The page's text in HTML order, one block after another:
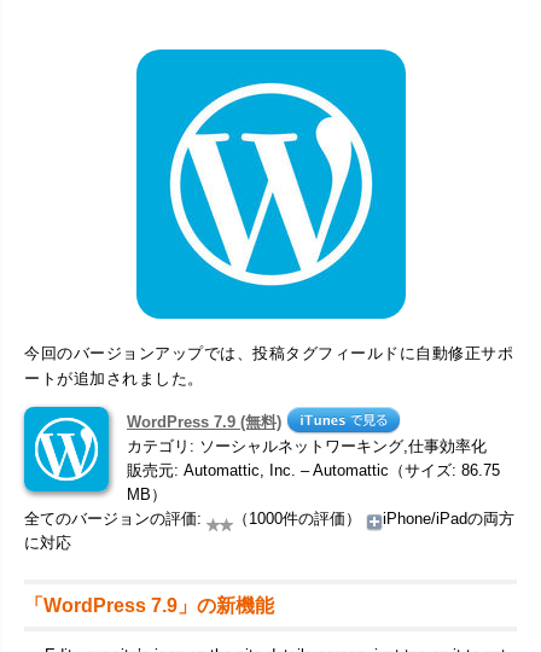
今回のバージョンアップでは、投稿タグフィールドに自動修正サポ
ートが追加されました。
WordPress 7.9 (無料)
カテゴリ: ソーシャルネットワーキング,仕事効率化
販売元: Automattic, Inc. – Automattic（サイズ: 86.75
MB）
全てのバージョンの評価:
（1000件の評価）
iPhone/iPadの両方
に対応
「WordPress 7.9」の新機能